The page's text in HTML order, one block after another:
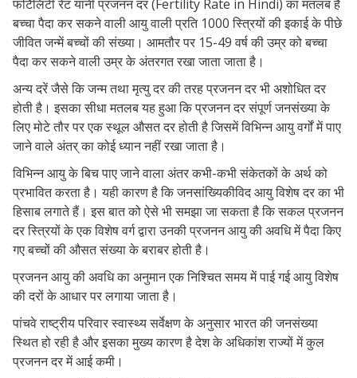
इन दरों की गणना कैसे की जाती है?
जन्म दर को प्रभावित करने वाले कारक
हेल्थकेयर कारक
सांस्कृतिक कारक
आर्थिक कारक
सामाजिक परिस्थिति
राजनीतिक/कानूनी कारक
उच्च संपूर्ण प्रजनन दर वाले राज्य (States
With Highest Total Fertility Rate)
निम्न संपूर्ण प्रजनन दर वाले राज्य (States
With The Lowest Total Fertility Rate)
निष्कर्ष
फर्टिलिटी रेट यानी प्रजनन दर (Fertility Rate in Hindi) का मतलब है
बच्चा पैदा कर सकने वाली आयु वाली प्रति 1000 स्त्रियों की इकाई के पीछे
जीवित जन्में बच्चों की संख्या। आमतौर पर 15-49 वर्ष की उम्र को बच्चा
पैदा कर सकने वाली उम्र के अंतरगत रखा जाता जाता है।
अन्य दरें जैसे कि जन्म तथा मृत्यु दर की तरह प्रजनन दर भी अशोधित दर
होती है। इसका सीधा मतलब यह हुआ कि प्रजनन दर संपूर्ण जनसंख्या के
लिए मोटे तौर पर एक स्थूल औसत दर होती है जिसमें विभिन्न आयु वर्गों में पाए
जाने वाले अंतर् का कोई ध्यान नहीं रखा जाता है।
विभिन्न आयु के बिच पाए जाने वाला अंतर कभी-कभी संकेतकों के अर्थ को
प्रभावित करता है। यही कारण है कि जनसांख्यिकीविद आयु विशेष दर का भी
हिसाब लगाते हैं। इस बात को ऐसे भी समझा जा सकता है कि सकल प्रजनन
दर स्त्रियों के एक विशेष वर्ग द्वारा उनकी प्रजनन आयु की अवधि में पैदा किए
गए बच्चों की औसत संख्या के बराबर होती है।
प्रजनन आयु की अवधि का अनुमान एक निश्चित समय में पाई गई आयु विशेष
की दरों के आधार पर लगाया जाता है।
पांचवे राष्ट्रीय परिवार स्वास्थ्य सर्वेक्षण के अनुसार भारत की जनसंख्या
स्थित हो रही है और इसका मुख्य कारण है देश के अधिकांश राज्यों में कुल
प्रजनन दर में आई कमी।